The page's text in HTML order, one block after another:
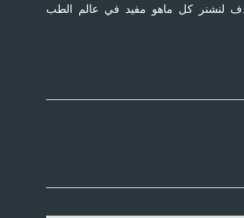
لنشنر كل ماهو مفيد في عالم الطب